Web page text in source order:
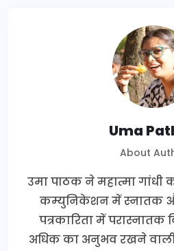
Uma
About
उमा पाठक ने महात्मा गांधी
कम्युनिकेशन में स्नातक
पत्रकारिता में परास्नातक
अधिक का अनुभव रखने वाली